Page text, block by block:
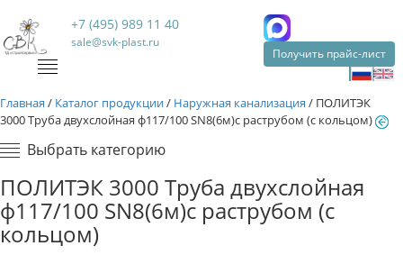
+7 (495) 989 11 40
sale@svk-plast.ru
Получить прайс-лист
Главная / Каталог продукции/ Наружная канализация / ПОЛИТЭК
3000 Труба двухслойная ф117/100 SN8(6м)с раструбом (с кольцом)
Выбрать категорию
ПОЛИТЭК 3000 Труба двухслойная
ф117/100 SN8(6м)с раструбом (с
кольцом)